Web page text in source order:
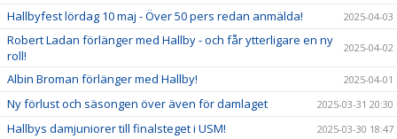
Hallbyfest lördag 10 maj - Över 50 pers redan anmälda! 2025-04-03
Robert Ladan förlänger med Hallby - och får ytterligare en ny
roll!
2025-04-02
Albin Broman förlänger med Hallby! 2025-04-01
Ny förlust och säsongen över även för damlaget 2025-03-31 20:30
Hallbys damjuniorer till finalsteget i USM! 2025-03-30 18:47